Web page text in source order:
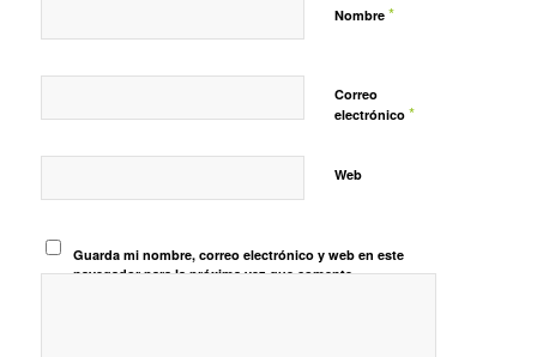
Nombre *
Correo
electrónico *
Web
Guarda mi nombre, correo electrónico y web en este
navegador para la próxima vez que comente.